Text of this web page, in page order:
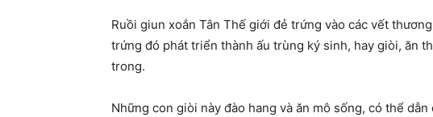
Ruồi giun xoắn Tân Thế giới đẻ trứng vào các vết
trứng đó phát triển thành ấu trùng ký sinh, hay giòi, ăn
trong.
Những con giòi này đào hang và ăn mô sống, có thể